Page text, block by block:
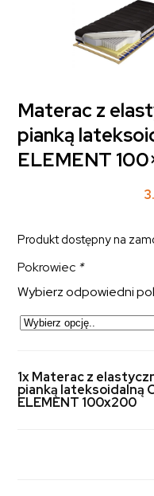
Materac z
pianką
ELEMENT
Produkt dostępny na
Pokrowiec *
Wybierz odpowiedni
1x Materac z
pianką lateksoidalną
ELEMENT 100x200